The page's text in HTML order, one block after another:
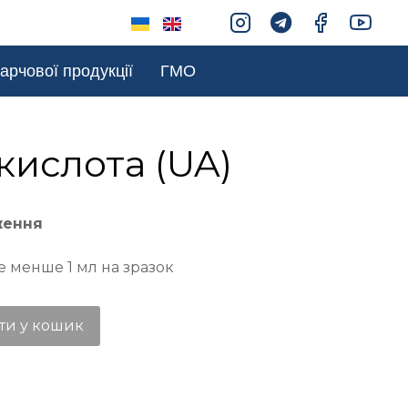
продукції ГМО
(UA)
менше 1 мл на зразок
у кошик